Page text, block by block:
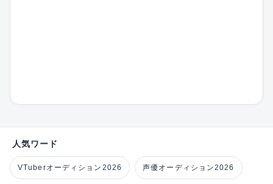
人気ワード
VTuberオーディション2026 声優オーディション2026